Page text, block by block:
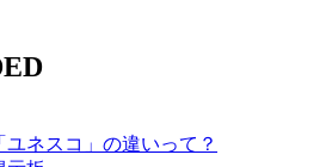
ユネスコ」の違いって？